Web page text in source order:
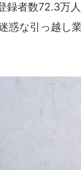
録者数72.3万
惑な引っ越し